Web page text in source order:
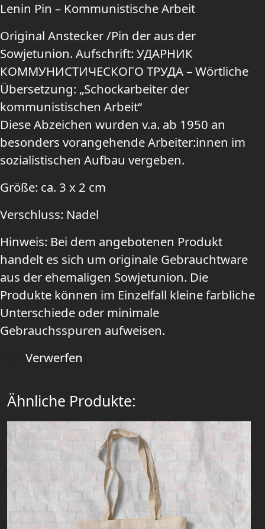
Lenin Pin – Kommunistische Arbeit
Original Anstecker /Pin der aus der
Sowjetunion. Aufschrift: УДАРНИК
КОММУНИСТИЧЕСКОГО ТРУДА – Wörtliche
Übersetzung: „Schockarbeiter der
kommunistischen Arbeit“
Diese Abzeichen wurden v.a. ab 1950 an
besonders vorangehende Arbeiter:innen im
sozialistischen Aufbau vergeben.
Größe: ca. 3 x 2 cm
Verschluss: Nadel
Hinweis: Bei dem angebotenen Produkt
handelt es sich um originale Gebrauchtware
aus der ehemaligen Sowjetunion. Die
Produkte können im Einzelfall kleine farbliche
Unterschiede oder minimale
Gebrauchsspuren aufweisen.
Verwerfen
Ähnliche Produkte: